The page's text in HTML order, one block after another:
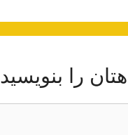
را بنویسید